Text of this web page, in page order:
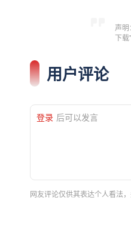
声
下载
用户评论
登录 后可以发言
网友评论仅供其表达个人看法